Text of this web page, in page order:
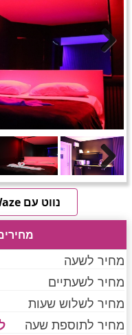
חדרים לפי שעה באזור
חדרים לפי שעה באזור
חדרים לפי שעה בהשרון
חדרים לפי שעה בנגב
חדרים לפי שעה בגליל
חדרים לפי שעה בחוף
Next
Next
נווט עם Waze
מחירים
מחיר לשעה
מחיר לשעתיים
מחיר לשלוש שעות
מחיר לתוספת שעה